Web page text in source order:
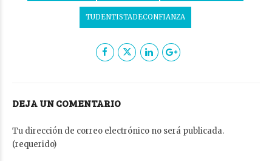
TUDENTISTADECONFIANZA
DEJA UN COMENTARIO
Tu dirección de correo electrónico no será publicada.
(requerido)